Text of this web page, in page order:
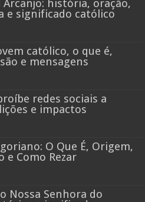
Arcanjo: história, oração,
e significado católico
católico, o que é,
e mensagens
redes sociais a
e impactos
O Que É, Origem,
e Como Rezar
Nossa Senhora do